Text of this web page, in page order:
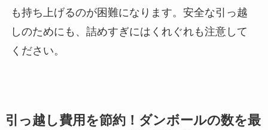
も持ち上げるのが困難になります。 安全な引っ越
しのためにも、詰めすぎにはくれぐれも注意して
ください。
引っ越し費用を節約！ダンボールの数を最